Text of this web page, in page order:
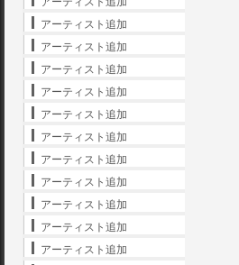
アーティスト追加
アーティスト追加
アーティスト追加
アーティスト追加
アーティスト追加
アーティスト追加
アーティスト追加
アーティスト追加
アーティスト追加
アーティスト追加
アーティスト追加